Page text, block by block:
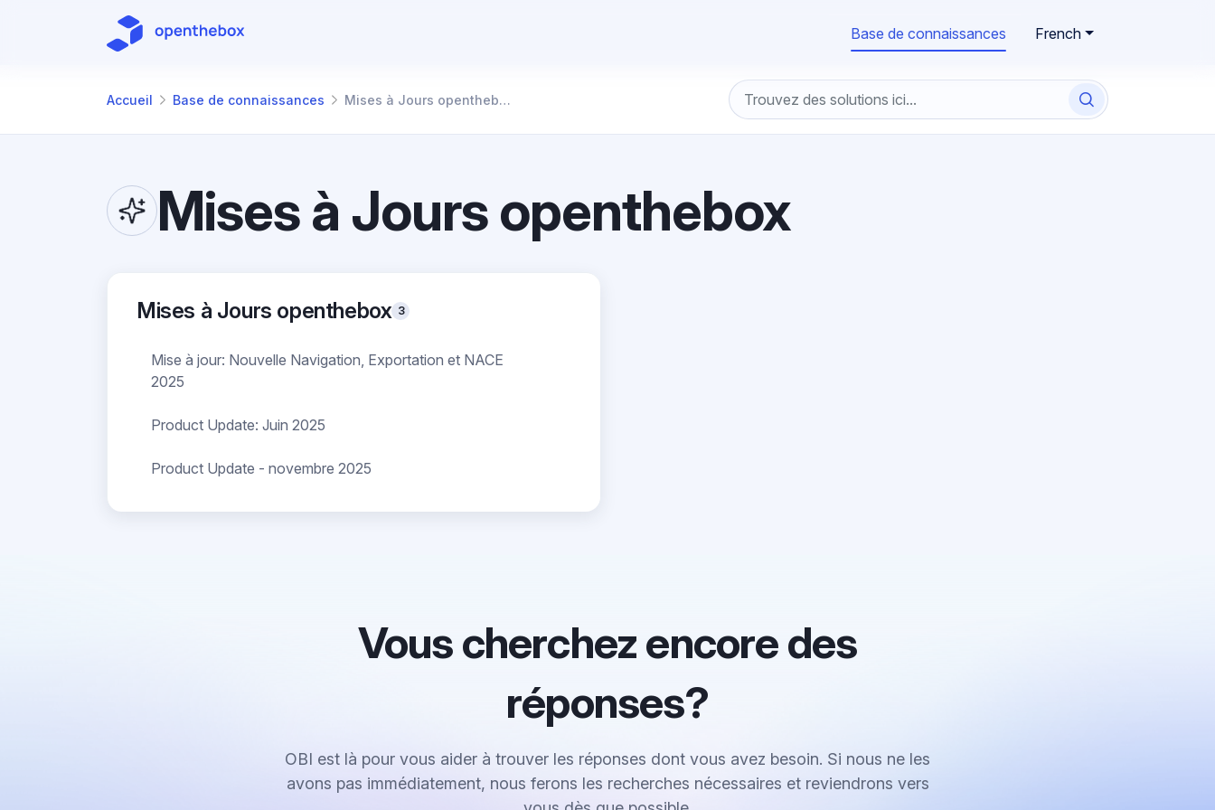
Base de connaissances
French
Accueil Base de connaissances Mises à Jours openthebox
Mises à Jours openthebox
Mises à Jours openthebox 3
Mise à jour: Nouvelle Navigation, Exportation et NACE
2025
Product Update: Juin 2025
Product Update - novembre 2025
Vous cherchez encore des
réponses?
OBI est là pour vous aider à trouver les réponses dont vous avez besoin. Si nous ne les
avons pas immédiatement, nous ferons les recherches nécessaires et reviendrons vers